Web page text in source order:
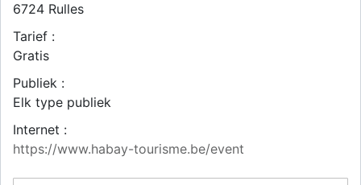
6724 Rulles
Tarief :
Gratis
Publiek :
Elk type publiek
Internet :
https://www.habay-tourisme.be/event